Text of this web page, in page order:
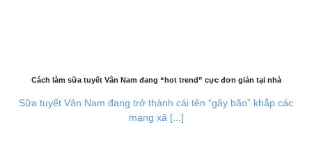
Cách làm sữa tuyết Vân Nam đang “hot trend” cực đơn giản tại nhà
Sữa tuyết Vân Nam đang trở thành cái tên “gây bão” khắp các
mạng xã [...]